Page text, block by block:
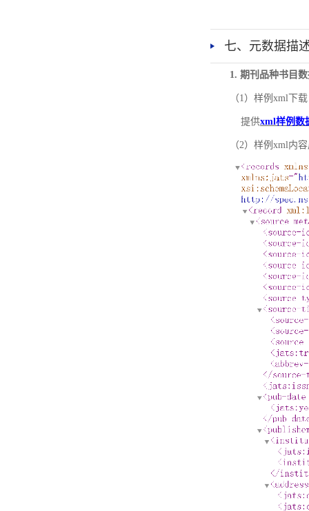
七、元数据描
1. 期刊品种书目
（1）样例xml下载
提供xml样例数
（2）样例xml内